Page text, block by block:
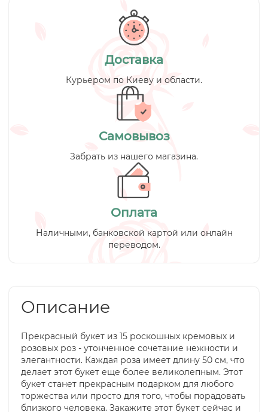
Доставка
Курьером по Киеву и области.
Самовывоз
Забрать из нашего магазина.
Оплата
Наличными, банковской картой или онлайн
переводом.
Описание
Прекрасный букет из 15 роскошных кремовых и
розовых роз - утонченное сочетание нежности и
элегантности. Каждая роза имеет длину 50 см, что
делает этот букет еще более великолепным. Этот
букет станет прекрасным подарком для любого
торжества или просто для того, чтобы порадовать
близкого человека. Закажите этот букет сейчас и